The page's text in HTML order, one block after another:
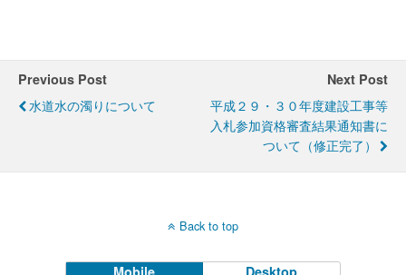
Previous Post
水道水の濁りについて
Next Post
平成２９・３０年度建設工事等
入札参加資格審査結果通知書に
ついて（修正完了）
Back to top
Mobile Desktop